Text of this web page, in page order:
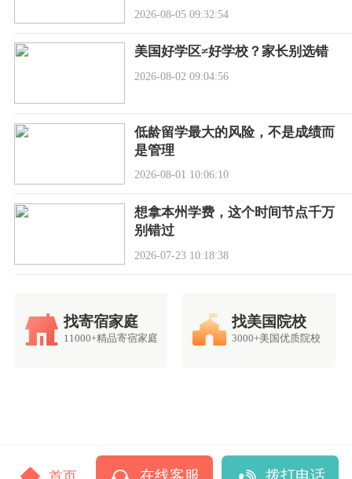
2026-08-05 09:32:54
美国好学区≠好学校？家长别选错
2026-08-02 09:04:56
低龄留学最大的风险，不是成绩而
是管理
2026-08-01 10:06:10
想拿本州学费，这个时间节点千万
别错过
2026-07-23 10:18:38
找寄宿家庭
11000+精品寄宿家庭
找美国院校
3000+美国优质院校
在线客服 拨打电话